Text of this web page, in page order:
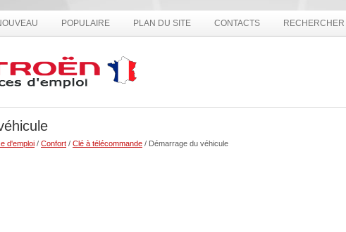
POPULAIRE PLAN DU SITE CONTACTS RECHERCHER
d'emploi / Confort / Clé à télécommande / Démarrage du véhicule